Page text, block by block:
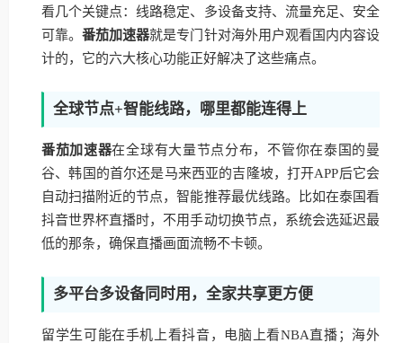
看几个关键点：线路稳定、多设备支持、流量充足、安全
可靠。番茄加速器就是专门针对海外用户观看国内内容设
计的，它的六大核心功能正好解决了这些痛点。
全球节点+智能线路，哪里都能连得上
番茄加速器在全球有大量节点分布，不管你在泰国的曼
谷、韩国的首尔还是马来西亚的吉隆坡，打开APP后它会
自动扫描附近的节点，智能推荐最优线路。比如在泰国看
抖音世界杯直播时，不用手动切换节点，系统会选延迟最
低的那条，确保直播画面流畅不卡顿。
多平台多设备同时用，全家共享更方便
留学生可能在手机上看抖音，电脑上看NBA直播；海外